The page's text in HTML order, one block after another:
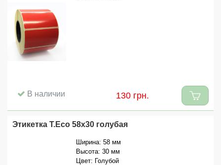
В наличии 130 грн.
Этикетка T.Eco 58x30 голубая
Ширина: 58 мм
Высота: 30 мм
Цвет: Голубой